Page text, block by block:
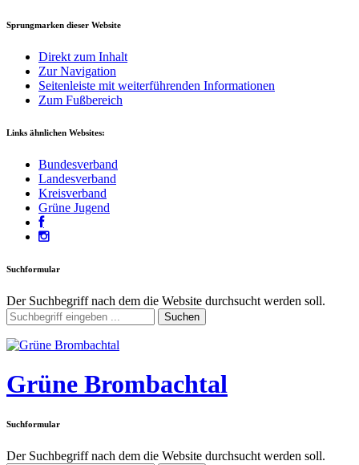
Sprungmarken dieser Website
Direkt zum Inhalt
Zur Navigation
Seitenleiste mit weiterführenden Informationen
Zum Fußbereich
Links ähnlichen Websites:
Bundesverband
Landesverband
Kreisverband
Grüne Jugend
Suchformular
Der Suchbegriff nach dem die Website durchsucht werden soll.
Suchen
Grüne Brombachtal
Suchformular
Der Suchbegriff nach dem die Website durchsucht werden soll.